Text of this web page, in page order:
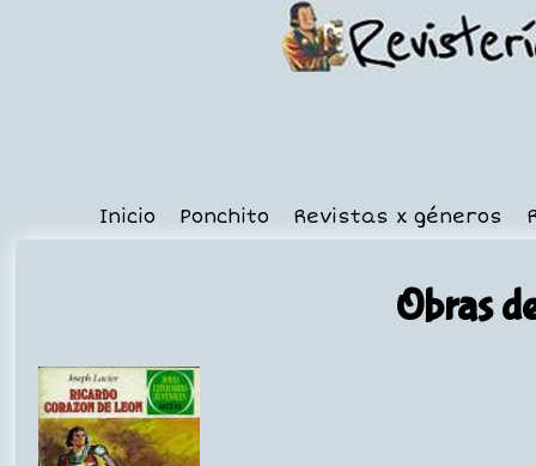
Inicio Ponchito Revistas x géneros
Obras